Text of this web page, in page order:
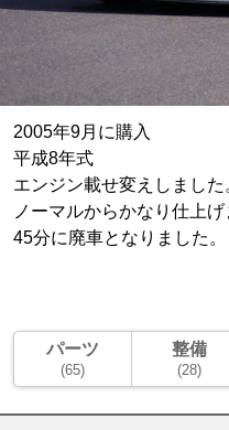
2005年9月に購入
平成8年式
エンジン載せ変えしました
ノーマルからかなり仕上
45分に廃車となりました。
パーツ
(65)
整備
(28)